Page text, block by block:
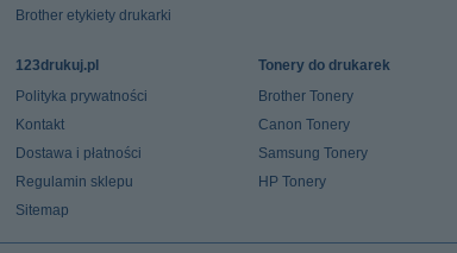
Brother etykiety drukarki
123drukuj.pl
Polityka prywatności
Kontakt
Dostawa i płatności
Regulamin sklepu
Sitemap
Tonery do drukarek
Brother Tonery
Canon Tonery
Samsung Tonery
HP Tonery